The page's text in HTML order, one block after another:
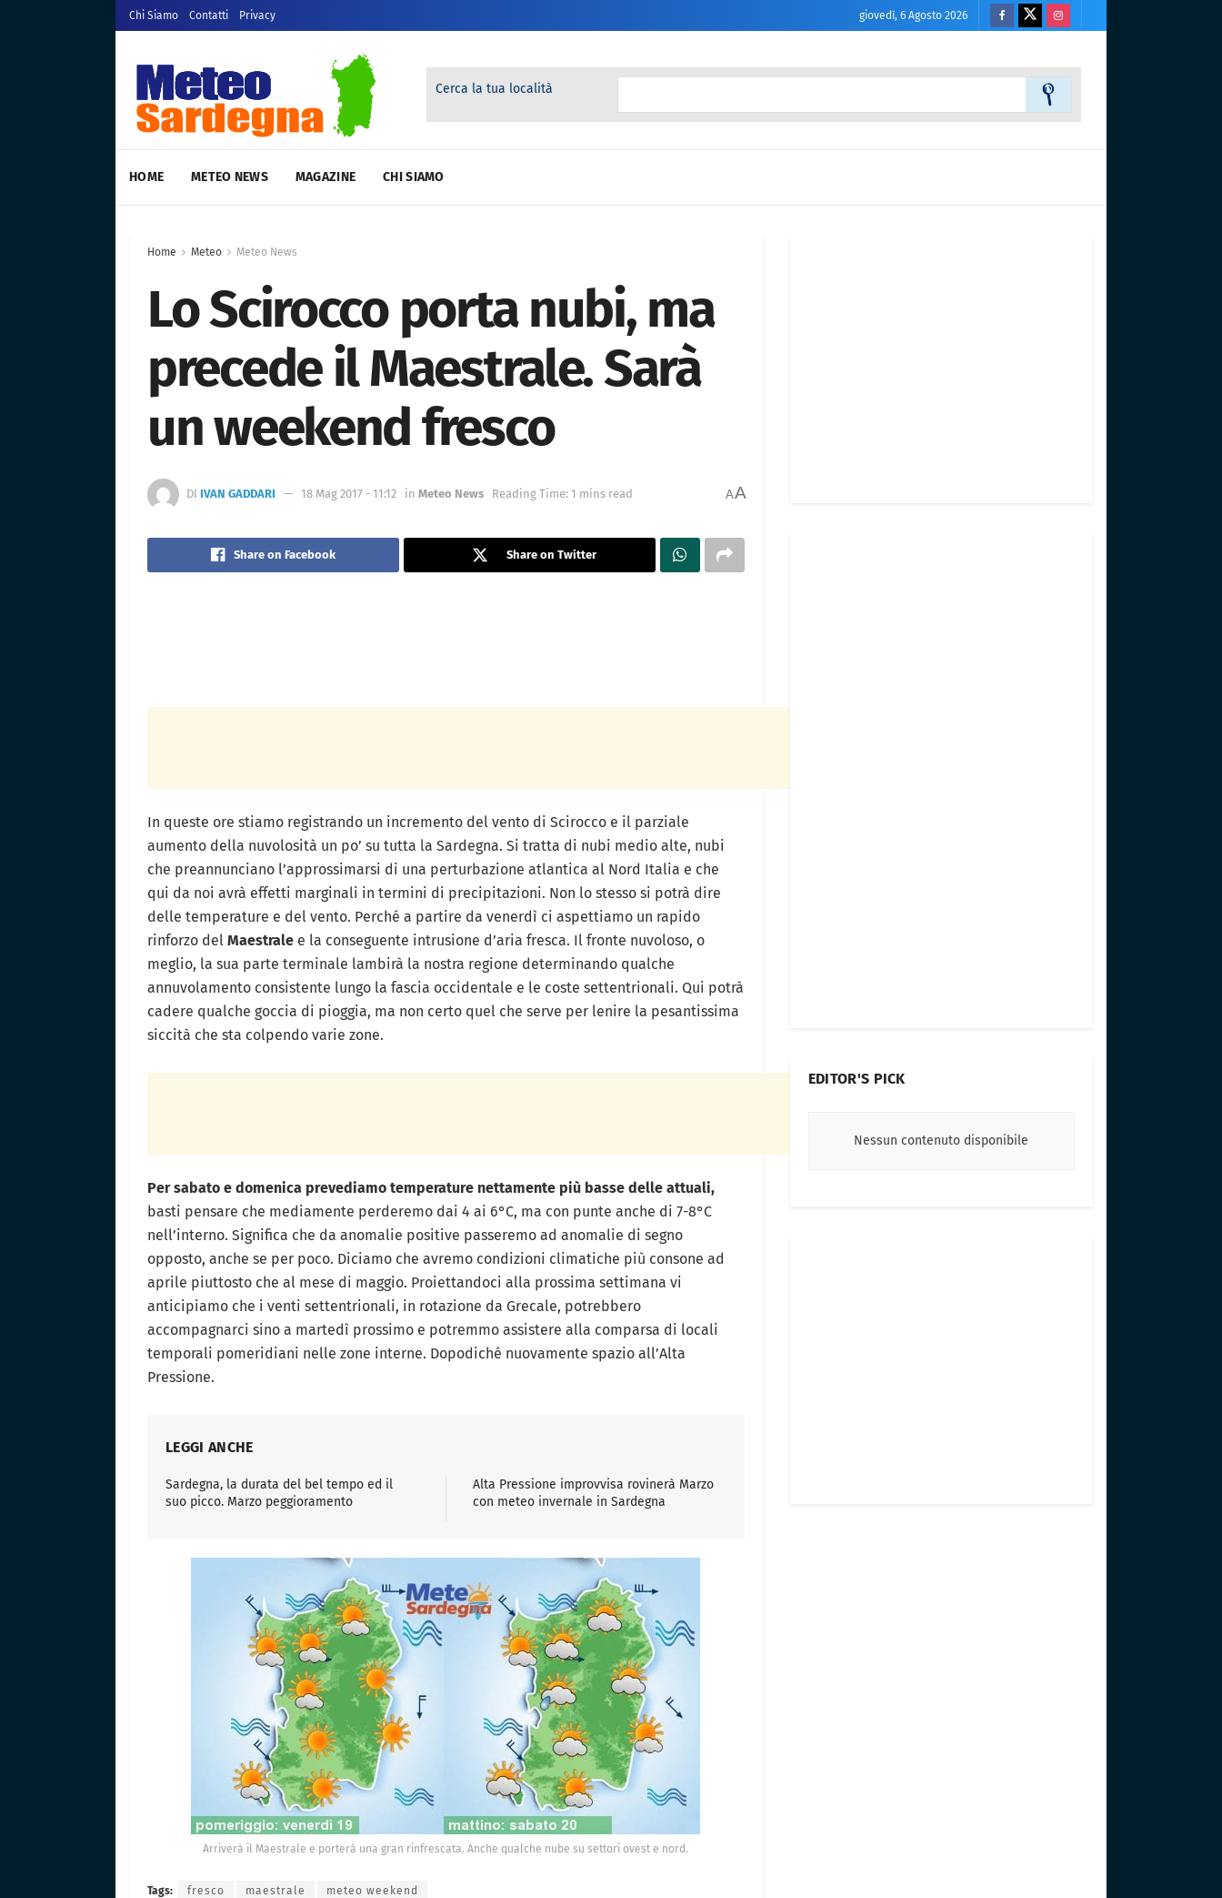
Chi Siamo Contatti Privacy giovedì, 6 Agosto 2026
Cerca la tua località
HOME METEO NEWS MAGAZINE CHI SIAMO
Home Meteo Meteo News
Lo Scirocco porta nubi, ma
precede il Maestrale. Sarà
un weekend fresco
DI IVAN GADDARI 18 Mag 2017 - 11:12 in Meteo News Reading Time: 1 mins read AA
Share on Facebook Share on Twitter
In queste ore stiamo registrando un incremento del vento di Scirocco e il parziale
aumento della nuvolosità un po’ su tutta la Sardegna. Si tratta di nubi medio alte, nubi
che preannunciano l’approssimarsi di una perturbazione atlantica al Nord Italia e che
qui da noi avrà effetti marginali in termini di precipitazioni. Non lo stesso si potrà dire
delle temperature e del vento. Perché a partire da venerdì ci aspettiamo un rapido
rinforzo del Maestrale e la conseguente intrusione d’aria fresca. Il fronte nuvoloso, o
meglio, la sua parte terminale lambirà la nostra regione determinando qualche
annuvolamento consistente lungo la fascia occidentale e le coste settentrionali. Qui potrà
cadere qualche goccia di pioggia, ma non certo quel che serve per lenire la pesantissima
siccità che sta colpendo varie zone.
Per sabato e domenica prevediamo temperature nettamente più basse delle attuali,
basti pensare che mediamente perderemo dai 4 ai 6°C, ma con punte anche di 7-8°C
nell’interno. Significa che da anomalie positive passeremo ad anomalie di segno
opposto, anche se per poco. Diciamo che avremo condizioni climatiche più consone ad
aprile piuttosto che al mese di maggio. Proiettandoci alla prossima settimana vi
anticipiamo che i venti settentrionali, in rotazione da Grecale, potrebbero
accompagnarci sino a martedì prossimo e potremmo assistere alla comparsa di locali
temporali pomeridiani nelle zone interne. Dopodiché nuovamente spazio all’Alta
Pressione.
LEGGI ANCHE
Sardegna, la durata del bel tempo ed il
suo picco. Marzo peggioramento
Alta Pressione improvvisa rovinerà Marzo
con meteo invernale in Sardegna
Arriverà il Maestrale e porterà una gran rinfrescata. Anche qualche nube su settori ovest e nord.
Tags: fresco maestrale meteo weekend
EDITOR'S PICK
Nessun contenuto disponibile